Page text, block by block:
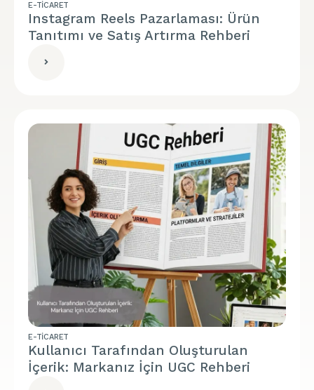
E-TICARET
Instagram Reels Pazarlaması: Ürün
Tanıtımı ve Satış Artırma Rehberi
E-TICARET
Kullanıcı Tarafından Oluşturulan
İçerik: Markanız İçin UGC Rehberi